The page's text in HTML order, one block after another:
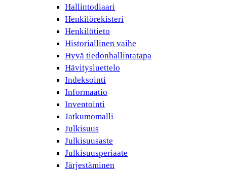
Hallintodiaari
Henkilörekisteri
Henkilötieto
Historiallinen vaihe
Hyvä tiedonhallintatapa
Hävitysluettelo
Indeksointi
Informaatio
Inventointi
Jatkumomalli
Julkisuus
Julkisuusaste
Julkisuusperiaate
Järjestäminen